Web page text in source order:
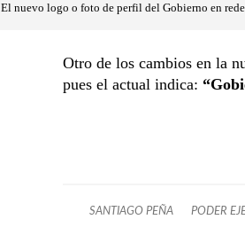
El nuevo logo o foto de perfil del Gobierno en
Otro de los cambios en la
pues el actual indica:
SANTIAGO PEÑA PODER